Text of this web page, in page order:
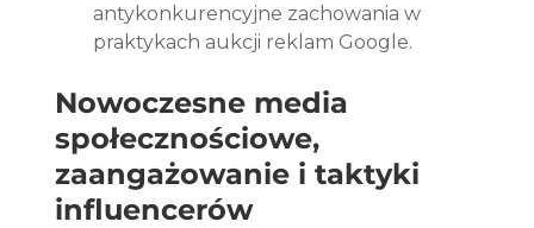
antykonkurencyjne zachowania w
praktykach aukcji reklam Google.
Nowoczesne media
społecznościowe,
zaangażowanie i taktyki
influencerów